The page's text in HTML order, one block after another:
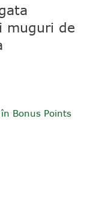
muguri de
în Bonus Points